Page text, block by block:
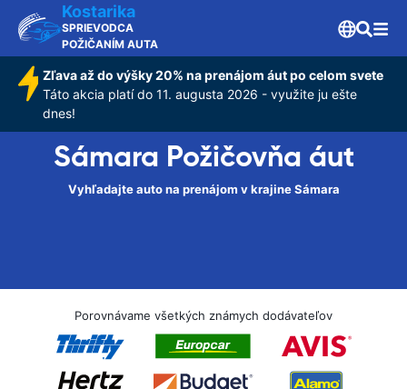
Kostarika
SPRIEVODCA
POŽIČANÍM AUTA
Zľava až do výšky 20% na prenájom áut po celom svete
Táto akcia platí do 11. augusta 2026 - využite ju ešte
dnes!
Sámara Požičovňa áut
Vyhľadajte auto na prenájom v krajine Sámara
Porovnávame všetkých známych dodávateľov